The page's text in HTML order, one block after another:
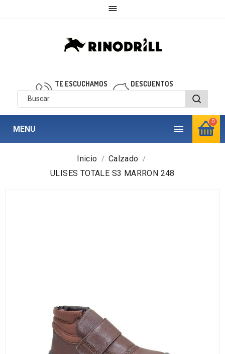

0
TE ESCUCHAMOS
910 850 040
DESCUENTOS
personalizados

MENU
Inicio
Calzado
ULISES TOTALE S3 MARRON 248